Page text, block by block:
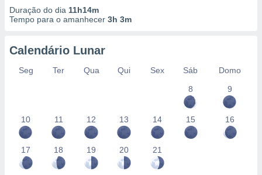
Duração do dia 11h14m
Tempo para o amanhecer 3h 3m
Calendário Lunar
Seg Ter Qua Qui Sex Sáb
Domo
8
9
10 11 12 13 14 15 16
17 18 19 20 21